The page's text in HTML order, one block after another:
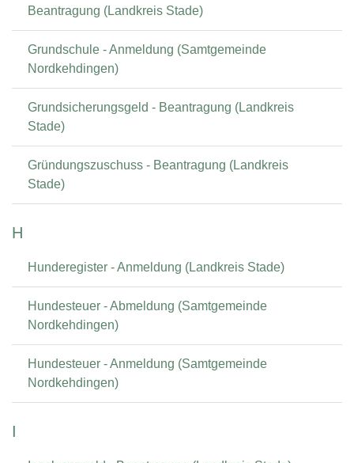
Beantragung (Landkreis Stade)
Grundschule - Anmeldung (Samtgemeinde
Nordkehdingen)
Grundsicherungsgeld - Beantragung (Landkreis
Stade)
Gründungszuschuss - Beantragung (Landkreis
Stade)
H
Hunderegister - Anmeldung (Landkreis Stade)
Hundesteuer - Abmeldung (Samtgemeinde
Nordkehdingen)
Hundesteuer - Anmeldung (Samtgemeinde
Nordkehdingen)
I